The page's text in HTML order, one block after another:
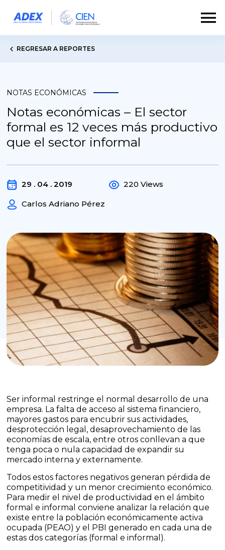
REGRESAR A REPORTES
NOTAS ECONÓMICAS
Notas económicas – El sector
formal es 12 veces más productivo
que el sector informal
29 . 04 . 2019
Carlos Adriano Pérez
220 Views
Ser informal restringe el normal desarrollo de una
empresa. La falta de acceso al sistema financiero,
mayores gastos para encubrir sus actividades,
desprotección legal, desaprovechamiento de las
economías de escala, entre otros conllevan a que
tenga poca o nula capacidad de expandir su
mercado interna y externamente.
Todos estos factores negativos generan pérdida de
competitividad y un menor crecimiento económico.
Para medir el nivel de productividad en el ámbito
formal e informal conviene analizar la relación que
existe entre la población económicamente activa
ocupada (PEAO) y el PBI generado en cada una de
estas dos categorías (formal e informal).